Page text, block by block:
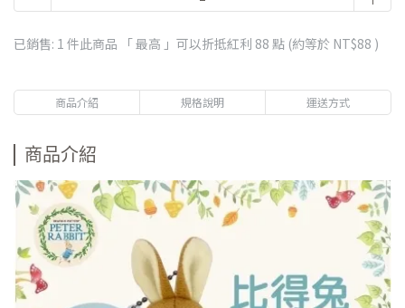
已銷售: 1 件此商品 「 最高 」可以折抵紅利 88 點 (約等於 NT$88 )
商品介紹 規格說明 運送方式
商品介紹